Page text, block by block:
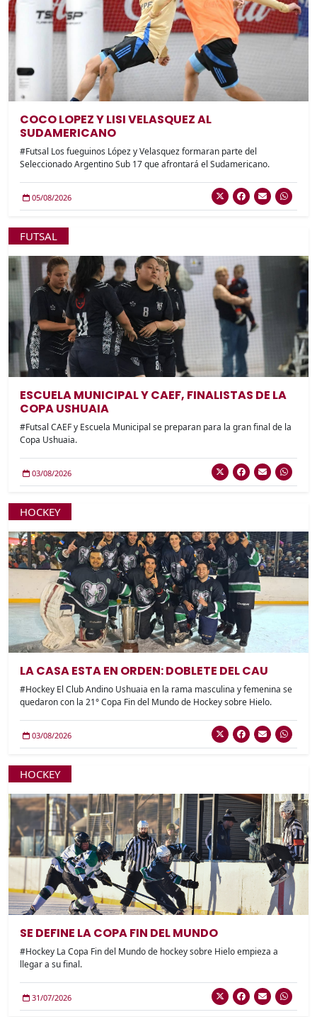
COCO LOPEZ Y LISI VELASQUEZ AL
SUDAMERICANO
#Futsal Los fueguinos López y Velasquez formaran parte del
Seleccionado Argentino Sub 17 que afrontará el Sudamericano.
05/08/2026
FUTSAL
ESCUELA MUNICIPAL Y CAEF, FINALISTAS DE LA
COPA USHUAIA
#Futsal CAEF y Escuela Municipal se preparan para la gran final de la
Copa Ushuaia.
03/08/2026
HOCKEY
LA CASA ESTA EN ORDEN: DOBLETE DEL CAU
#Hockey El Club Andino Ushuaia en la rama masculina y femenina se
quedaron con la 21° Copa Fin del Mundo de Hockey sobre Hielo.
03/08/2026
HOCKEY
SE DEFINE LA COPA FIN DEL MUNDO
#Hockey La Copa Fin del Mundo de hockey sobre Hielo empieza a
llegar a su final.
31/07/2026